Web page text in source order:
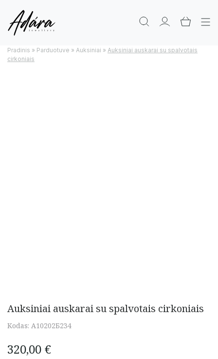
Pradinis » Parduotuve » Auksiniai » Auksiniai auskarai su spalvotais
cirkoniais
Auksiniai auskarai su spalvotais cirkoniais
Kodas: A10202Б234
320,00 €